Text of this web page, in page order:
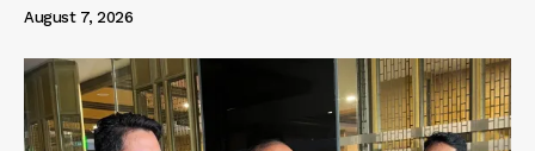
August 7, 2026